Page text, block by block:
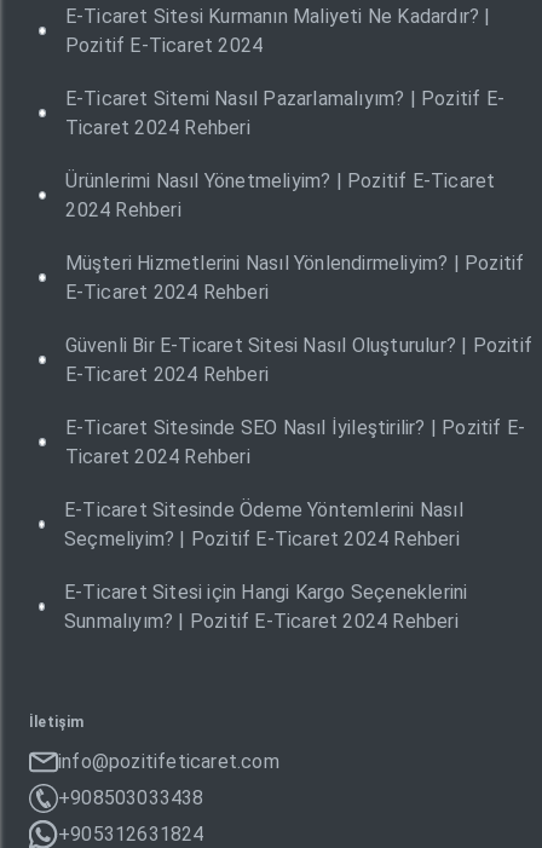
E-Ticaret Sitesi Kurmanın Maliyeti Ne Kadardır? |
Pozitif E-Ticaret 2024
E-Ticaret Sitemi Nasıl Pazarlamalıyım? | Pozitif E-
Ticaret 2024 Rehberi
Ürünlerimi Nasıl Yönetmeliyim? | Pozitif E-Ticaret
2024 Rehberi
Müşteri Hizmetlerini Nasıl Yönlendirmeliyim? | Pozitif
E-Ticaret 2024 Rehberi
Güvenli Bir E-Ticaret Sitesi Nasıl Oluşturulur? | Pozitif
E-Ticaret 2024 Rehberi
E-Ticaret Sitesinde SEO Nasıl İyileştirilir? | Pozitif E-
Ticaret 2024 Rehberi
E-Ticaret Sitesinde Ödeme Yöntemlerini Nasıl
Seçmeliyim? | Pozitif E-Ticaret 2024 Rehberi
E-Ticaret Sitesi için Hangi Kargo Seçeneklerini
Sunmalıyım? | Pozitif E-Ticaret 2024 Rehberi
İletişim
info@pozitifeticaret.com
+908503033438
+905312631824